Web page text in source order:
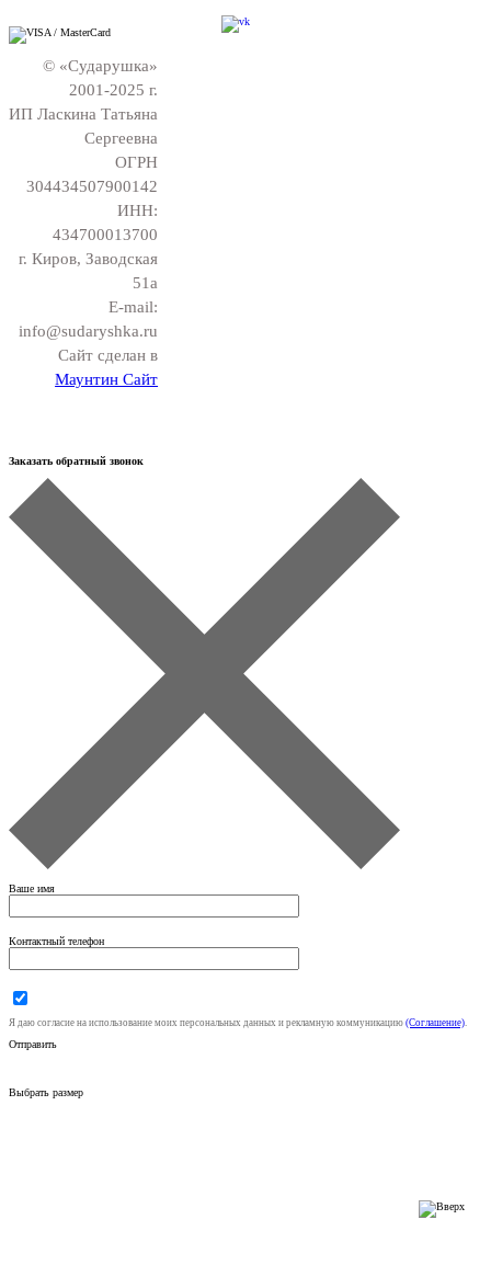
© «Сударушка»
2001-2025 г.
ИП Ласкина Татьяна
Сергеевна
ОГРН
304434507900142
ИНН:
434700013700
г. Киров, Заводская
51а
E-mail:
info@sudaryshka.ru
Сайт сделан в
Маунтин Сайт
Заказать обратный звонок
Ваше имя
Контактный телефон
Я даю согласие на использование моих персональных данных и рекламную коммуникацию (Соглашение)
Отправить
Выбрать размер